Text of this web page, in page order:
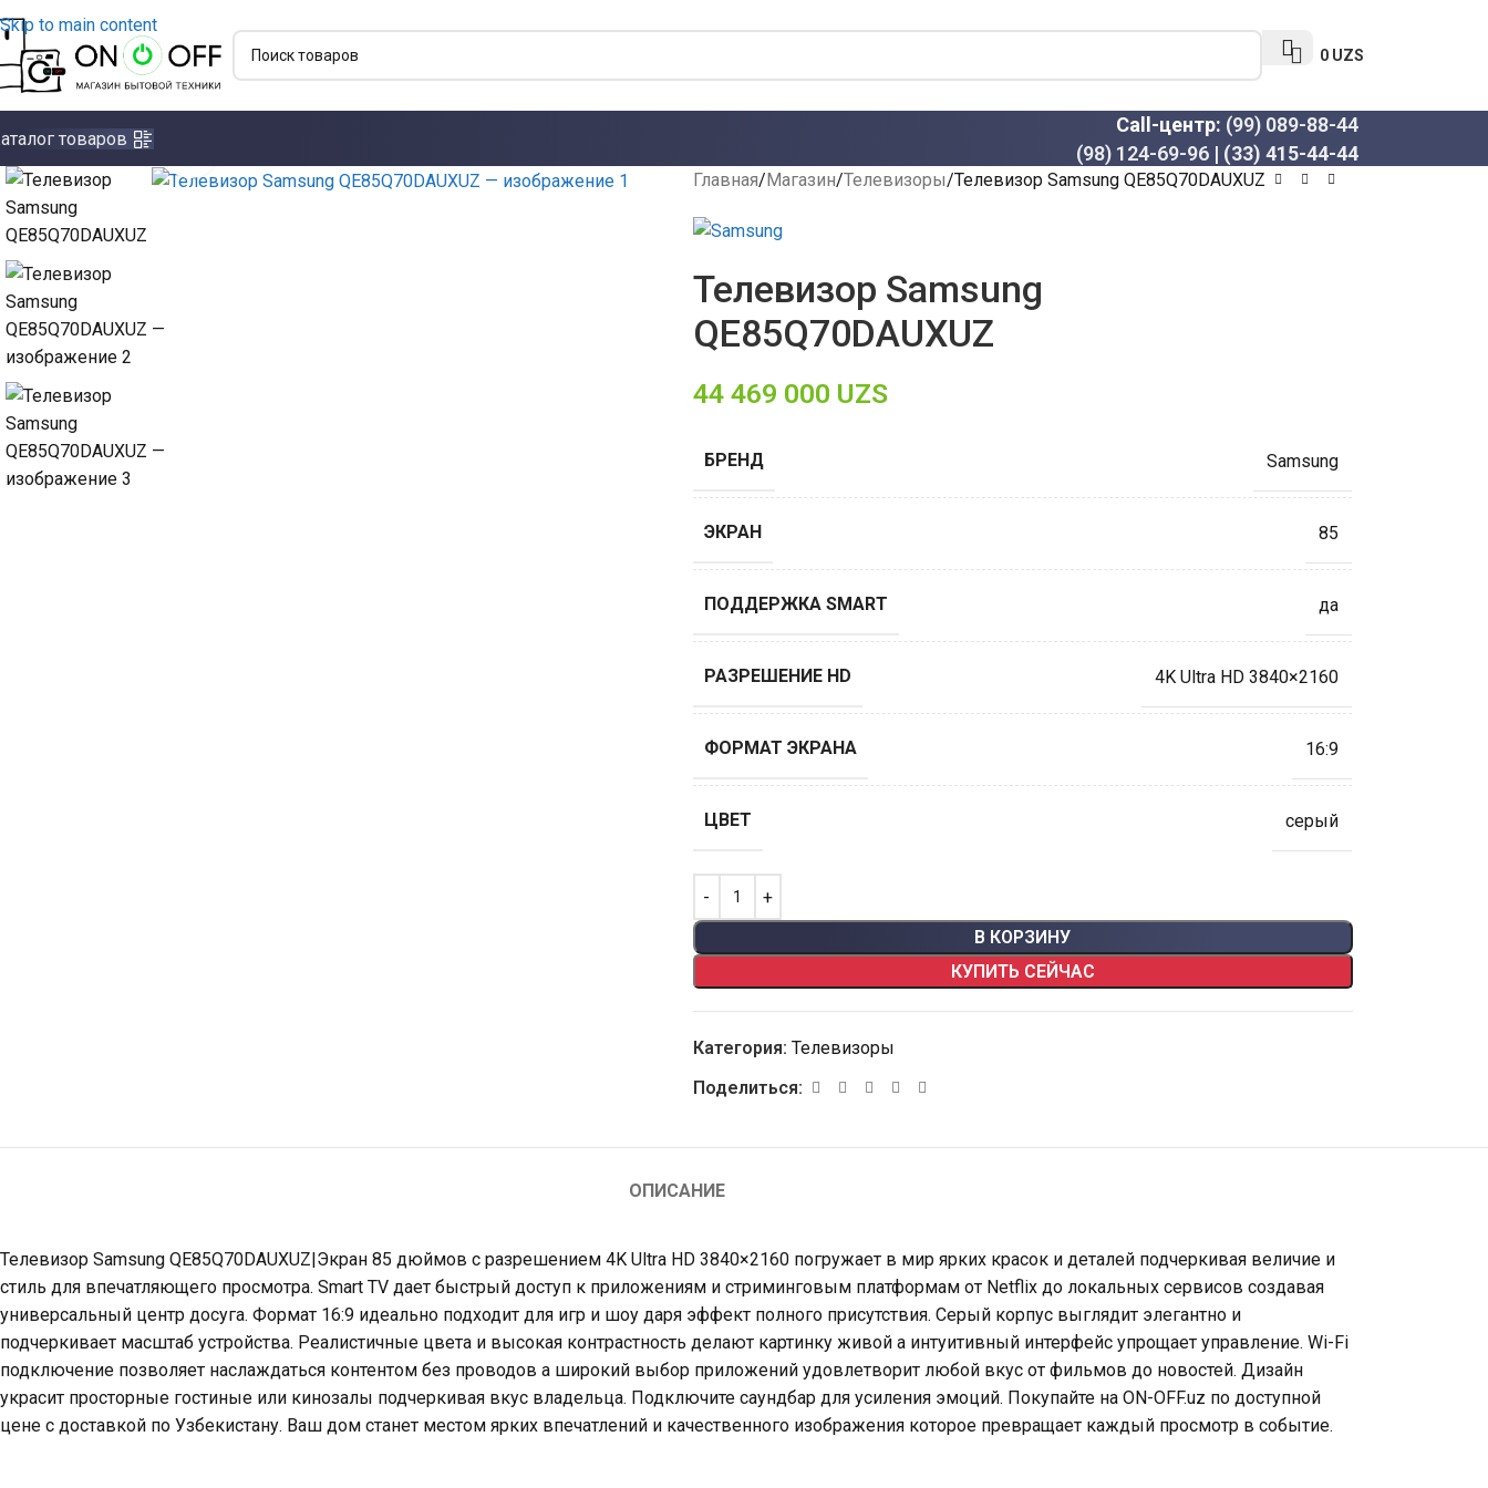
Skip to main content
0 UZS
товаров
Call-центр: (99) 089-88-44
(98) 124-69-96 | (33) 415-44-44
Главная Магазин Телевизоры Телевизор Samsung QE85Q70DAUXUZ
Телевизор Samsung
QE85Q70DAUXUZ
44 469 000 UZS
БРЕНД Samsung
ЭКРАН 85
ПОДДЕРЖКА SMART да
РАЗРЕШЕНИЕ HD 4K Ultra HD 3840×2160
ФОРМАТ ЭКРАНА 16:9
ЦВЕТ серый
В КОРЗИНУ
КУПИТЬ СЕЙЧАС
Категория: Телевизоры
Поделиться:
ОПИСАНИЕ
Телевизор Samsung QE85Q70DAUXUZ|Экран 85 дюймов с разрешением 4K Ultra HD 3840×2160 погружает в мир ярких красок и деталей подчеркивая величие и
стиль для впечатляющего просмотра. Smart TV дает быстрый доступ к приложениям и стриминговым платформам от Netflix до локальных сервисов создавая
универсальный центр досуга. Формат 16:9 идеально подходит для игр и шоу даря эффект полного присутствия. Серый корпус выглядит элегантно и
подчеркивает масштаб устройства. Реалистичные цвета и высокая контрастность делают картинку живой а интуитивный интерфейс упрощает управление. Wi-Fi
подключение позволяет наслаждаться контентом без проводов а широкий выбор приложений удовлетворит любой вкус от фильмов до новостей. Дизайн
украсит просторные гостиные или кинозалы подчеркивая вкус владельца. Подключите саундбар для усиления эмоций. Покупайте на ON-OFF.uz по доступной
цене с доставкой по Узбекистану. Ваш дом станет местом ярких впечатлений и качественного изображения которое превращает каждый просмотр в событие.